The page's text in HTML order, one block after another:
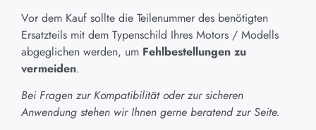
Vor dem Kauf sollte die Teilenummer des benötigten
Ersatzteils mit dem Typenschild Ihres Motors / Modells
abgeglichen werden, um Fehlbestellungen zu
vermeiden.
Bei Fragen zur Kompatibilität oder zur sicheren
Anwendung stehen wir Ihnen gerne beratend zur Seite.